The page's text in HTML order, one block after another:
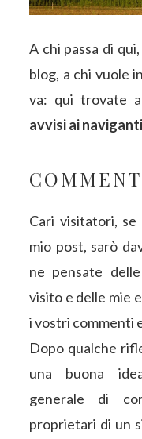
A chi passa di
blog, a chi vuole
va: qui trovate
avvisi ai naviganti
Cari visitatori,
mio post, sarò
ne pensate
visito e delle mie
i vostri commenti
Dopo qualche
una buona
generale di
proprietari di un